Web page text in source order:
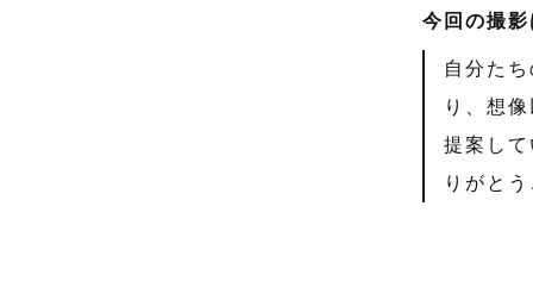
今回の撮
自分た
り、想
提案し
りがと